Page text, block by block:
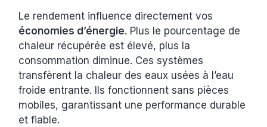
Le rendement influence directement vos
économies d’énergie. Plus le pourcentage de
chaleur récupérée est élevé, plus la
consommation diminue. Ces systèmes
transfèrent la chaleur des eaux usées à l’eau
froide entrante. Ils fonctionnent sans pièces
mobiles, garantissant une performance durable
et fiable.